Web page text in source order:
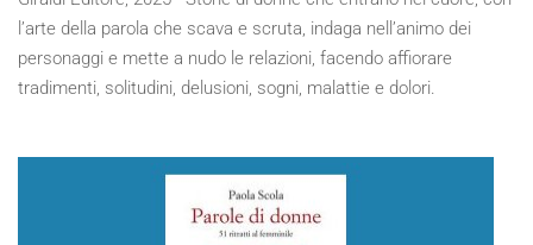
l’arte della parola che scava e scruta, indaga nell’animo dei
personaggi e mette a nudo le relazioni, facendo affiorare
tradimenti, solitudini, delusioni, sogni, malattie e dolori.